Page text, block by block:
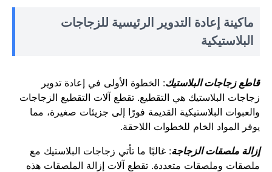
ماكينة إعادة التدوير الرئيسية للزجاجات
البلاستيكية
قاطع زجاجات البلاستيك: الخطوة الأولى في إعادة تدوير
زجاجات البلاستيك هي التقطيع. تقطع آلات التقطيع الزجاجات
والعبوات البلاستيكية القديمة فورًا إلى جزيئات صغيرة، مما
يوفر المواد الخام للخطوات اللاحقة.
إزالة ملصقات الزجاجة: غالبًا ما تأتي زجاجات البلاستيك مع
ملصقات وملصقات متعددة. تقطع آلات إزالة الملصقات هذه